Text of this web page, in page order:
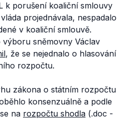
k porušení koaliční smlouvy
projednávala, nespadalo
v koaliční smlouvě.
sněmovny Václav
, že se nejednalo o hlasování
rozpočtu.
zákona o státním rozpočtu
konsenzuálně a podle
na rozpočtu shodla (.doc -